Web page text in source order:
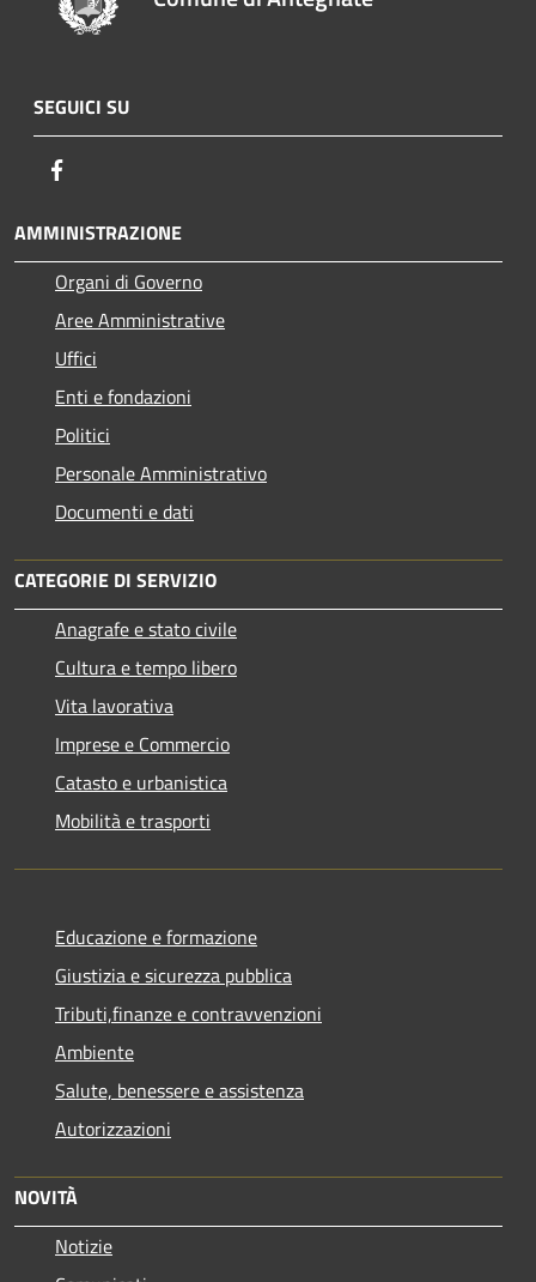
SEGUICI SU
AMMINISTRAZIONE
Organi di Governo
Aree Amministrative
Uffici
Enti e fondazioni
Politici
Personale Amministrativo
Documenti e dati
CATEGORIE DI SERVIZIO
Anagrafe e stato civile
Cultura e tempo libero
Vita lavorativa
Imprese e Commercio
Catasto e urbanistica
Mobilità e trasporti
Educazione e formazione
Giustizia e sicurezza pubblica
Tributi,finanze e contravvenzioni
Ambiente
Salute, benessere e assistenza
Autorizzazioni
NOVITÀ
Notizie